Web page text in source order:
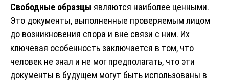
Свободные образцы являются наиболее ценными.
Это документы, выполненные проверяемым лицом
до возникновения спора и вне связи с ним. Их
ключевая особенность заключается в том, что
человек не знал и не мог предполагать, что эти
документы в будущем могут быть использованы в